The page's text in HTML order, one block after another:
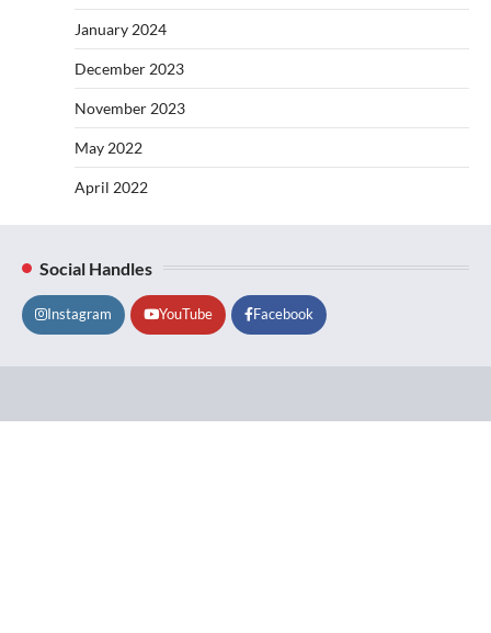
January 2024
December 2023
November 2023
May 2022
April 2022
Social Handles
Instagram YouTube Facebook